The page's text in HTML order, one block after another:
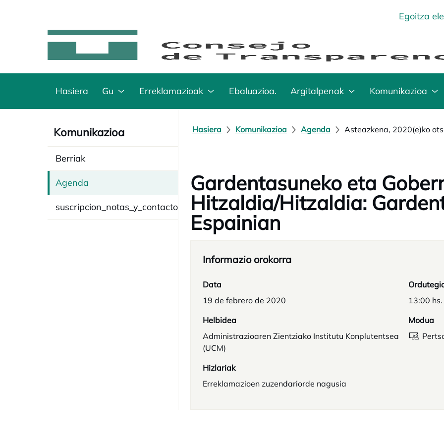
Egoitza
Hasiera Gu Erreklamazioak Ebaluazioa. Argitalpenak Komunikazioa
Komunikazioa
Berriak
Agenda
suscripcion_notas_y_contacto
Hasiera Komunikazioa Agenda Asteazkena, 2020(e)ko
Gardentasuneko eta
Hitzaldia/Hitzaldia:
Espainian
Informazio orokorra
Data
19 de febrero de 2020
13:00 hs.
Helbidea
Administrazioaren Zientziako Institutu Konplutentsea
(UCM)
Modua
Hizlariak
Erreklamazioen zuzendariorde nagusia